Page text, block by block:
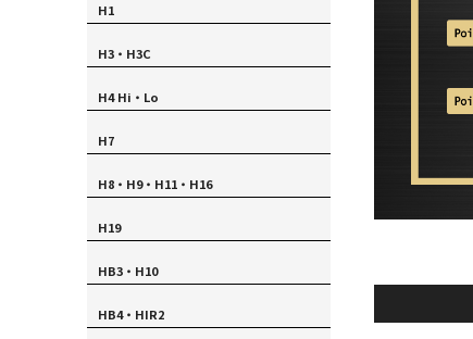
H1
H3・H3C
H4 Hi・Lo
H7
H8・H9・H11・H16
H19
HB3・H10
HB4・HIR2